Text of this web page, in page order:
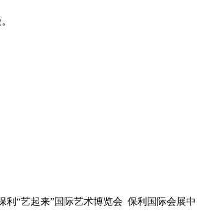
艺起来”国际艺术博览会 保利国际会展中